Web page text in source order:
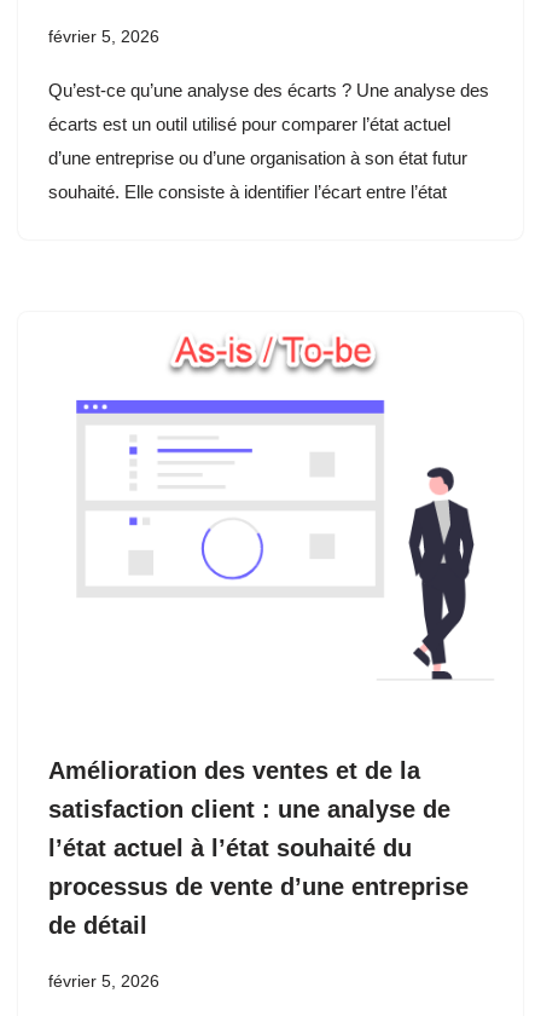
février 5, 2026
Qu’est-ce qu’une analyse des écarts ? Une analyse des
écarts est un outil utilisé pour comparer l’état actuel
d’une entreprise ou d’une organisation à son état futur
souhaité. Elle consiste à identifier l’écart entre l’état
Amélioration des ventes et de la
satisfaction client : une analyse de
l’état actuel à l’état souhaité du
processus de vente d’une entreprise
de détail
février 5, 2026